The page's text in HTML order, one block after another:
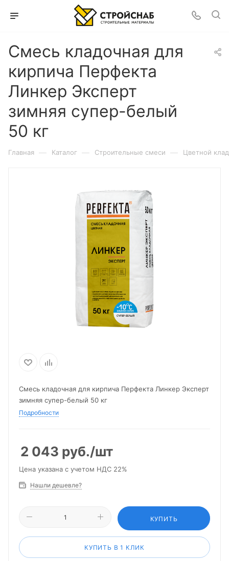
Смесь кладочная для
кирпича Перфекта
Линкер Эксперт
зимняя супер-белый
50 кг
Главная — Каталог — Строительные смеси — Цветной
Смесь кладочная для кирпича Перфекта Линкер Эксперт
зимняя супер-белый 50 кг
Подробности
2 043 руб./шт
Цена указана с учетом НДС 22%
Нашли дешевле?
КУПИТЬ
КУПИТЬ В 1 КЛИК